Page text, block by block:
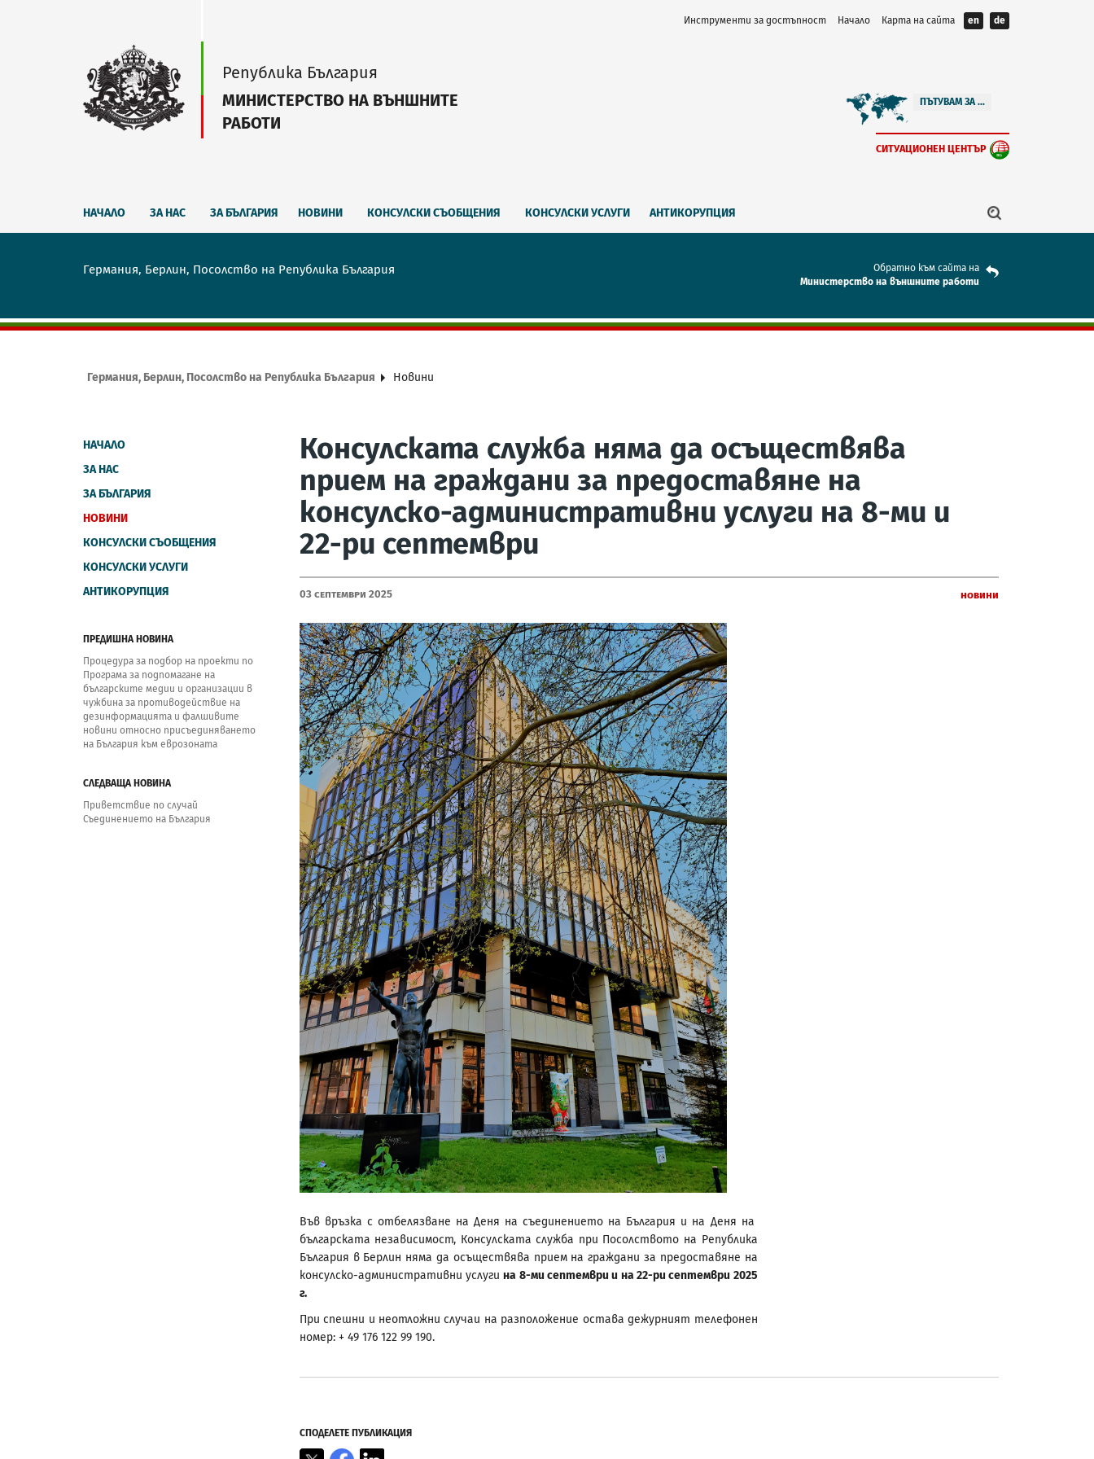
Инструменти за достъпност Начало Карта на сайта en de
Република България
МИНИСТЕРСТВО НА ВЪНШНИТЕ
РАБОТИ
ПЪТУВАМ ЗА ...
СИТУАЦИОНЕН ЦЕНТЪР
НАЧАЛО ЗА НАС ЗА БЪЛГАРИЯ НОВИНИ КОНСУЛСКИ СЪОБЩЕНИЯ КОНСУЛСКИ УСЛУГИ АНТИКОРУПЦИЯ
Германия, Берлин, Посолство на Република България
Обратно към сайта на
Mинистерство на външните работи
Германия, Берлин, Посолство на Република България Новини
НАЧАЛО
ЗА НАС
ЗА БЪЛГАРИЯ
НОВИНИ
КОНСУЛСКИ СЪОБЩЕНИЯ
КОНСУЛСКИ УСЛУГИ
АНТИКОРУПЦИЯ
ПРЕДИШНА НОВИНА
Процедура за подбор на проекти по
Програма за подпомагане на
българските медии и организации в
чужбина за противодействие на
дезинформацията и фалшивите
новини относно присъединяването
на България към еврозоната
СЛЕДВАЩА НОВИНА
Приветствие по случай
Съединението на България
Консулската служба няма да осъществява
прием на граждани за предоставяне на
консулско-административни услуги на 8-ми и
22-ри септември
03 Септември 2025 Новини
Във връзка с отбелязване на Деня на съединението на България и на Деня на
българската независимост, Консулската служба при Посолството на Република
България в Берлин няма да осъществява прием на граждани за предоставяне на
консулско-административни услугина 8-ми септември и на 22-ри септември 2025
г.
При спешни и неотложни случаи на разположение остава дежурният телефонен
номер: + 49 176 122 99 190.
СПОДЕЛЕТЕ ПУБЛИКАЦИЯ
X Facebook